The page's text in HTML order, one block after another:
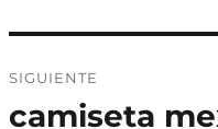
SIGUIENTE
Entrada
camiseta